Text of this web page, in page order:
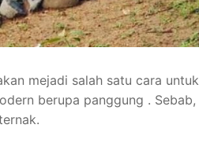
mejadi salah satu cara
berupa panggung .